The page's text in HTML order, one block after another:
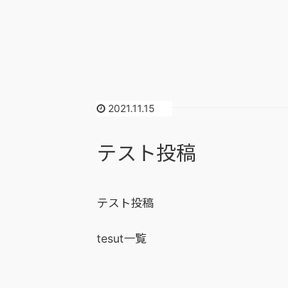
2021.11.15
テスト投稿
テスト投稿
tesut一覧